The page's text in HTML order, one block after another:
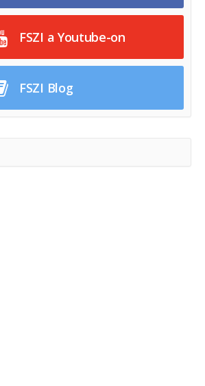
FSZI a Youtube-on
FSZI Blog